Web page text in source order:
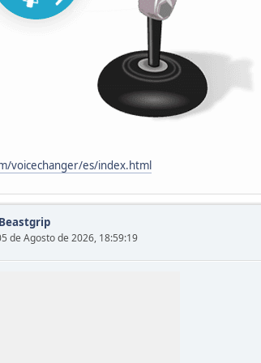
voicechanger/es/index.html
de Agosto de 2026, 18:59:19